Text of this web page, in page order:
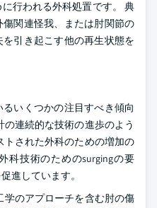
行われる外科処置です。 典
関連怪我、または肘関節の
引き起こす他の再生状態を
いくつかの注目すべき傾向
連続的な技術の進歩のよう
トされた外科のための増加の
科技術のためのsurgingの要
進しています。
のアプローチを含む肘の傷